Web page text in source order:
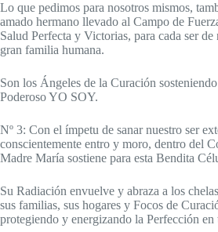
Lo que pedimos para nosotros mismos,
amado hermano llevado al Campo de
Salud Perfecta y Victorias, para cada ser
gran familia humana.
Son los Ángeles de la Curación
Poderoso YO SOY.
Nº 3: Con el ímpetu de sanar nuestro ser
conscientemente entro y moro, dentro del
Madre María sostiene para esta Bendita
Su Radiación envuelve y abraza a los
sus familias, sus hogares y Focos de
protegiendo y energizando la Perfección en